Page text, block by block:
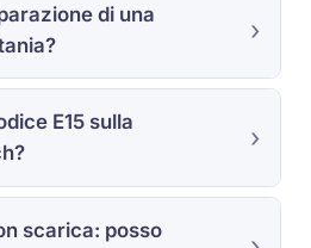
di una
E15 sulla
scarica: posso